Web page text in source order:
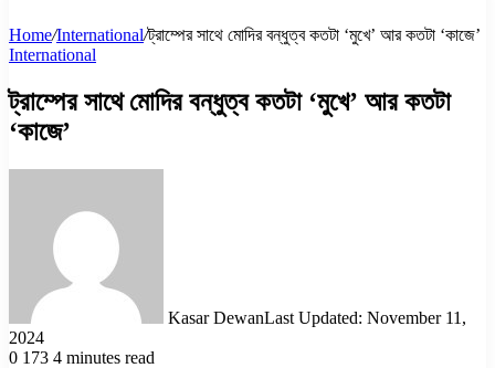
Home/International/ট্রাম্পের সাথে মোদির বন্ধুত্ব কতটা ‘মুখে’ আর কতটা ‘কাজে’
International
ট্রাম্পের সাথে মোদির বন্ধুত্ব কতটা ‘মুখে’ আর কতটা
‘কাজে’
Kasar DewanLast Updated: November 11,
2024
0 173 4 minutes read